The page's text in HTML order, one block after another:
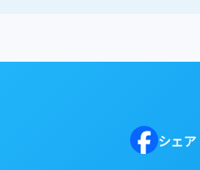
シェア